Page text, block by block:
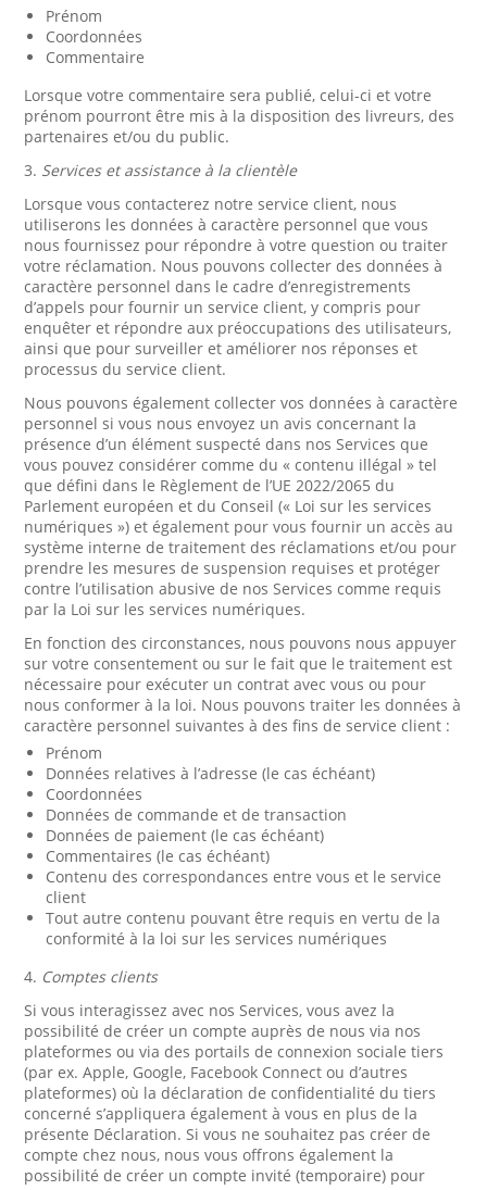
Prénom
Coordonnées
Commentaire
Lorsque votre commentaire sera publié, celui-ci et votre
prénom pourront être mis à la disposition des livreurs, des
partenaires et/ou du public.
3. Services et assistance à la clientèle
Lorsque vous contacterez notre service client, nous
utiliserons les données à caractère personnel que vous
nous fournissez pour répondre à votre question ou traiter
votre réclamation. Nous pouvons collecter des données à
caractère personnel dans le cadre d’enregistrements
d’appels pour fournir un service client, y compris pour
enquêter et répondre aux préoccupations des utilisateurs,
ainsi que pour surveiller et améliorer nos réponses et
processus du service client.
Nous pouvons également collecter vos données à caractère
personnel si vous nous envoyez un avis concernant la
présence d’un élément suspecté dans nos Services que
vous pouvez considérer comme du « contenu illégal » tel
que défini dans le Règlement de l’UE 2022/2065 du
Parlement européen et du Conseil (« Loi sur les services
numériques ») et également pour vous fournir un accès au
système interne de traitement des réclamations et/ou pour
prendre les mesures de suspension requises et protéger
contre l’utilisation abusive de nos Services comme requis
par la Loi sur les services numériques.
En fonction des circonstances, nous pouvons nous appuyer
sur votre consentement ou sur le fait que le traitement est
nécessaire pour exécuter un contrat avec vous ou pour
nous conformer à la loi. Nous pouvons traiter les données à
caractère personnel suivantes à des fins de service client :
Prénom
Données relatives à l’adresse (le cas échéant)
Coordonnées
Données de commande et de transaction
Données de paiement (le cas échéant)
Commentaires (le cas échéant)
Contenu des correspondances entre vous et le service
client
Tout autre contenu pouvant être requis en vertu de la
conformité à la loi sur les services numériques
4. Comptes clients
Si vous interagissez avec nos Services, vous avez la
possibilité de créer un compte auprès de nous via nos
plateformes ou via des portails de connexion sociale tiers
(par ex. Apple, Google, Facebook Connect ou d’autres
plateformes) où la déclaration de confidentialité du tiers
concerné s’appliquera également à vous en plus de la
présente Déclaration. Si vous ne souhaitez pas créer de
compte chez nous, nous vous offrons également la
possibilité de créer un compte invité (temporaire) pour